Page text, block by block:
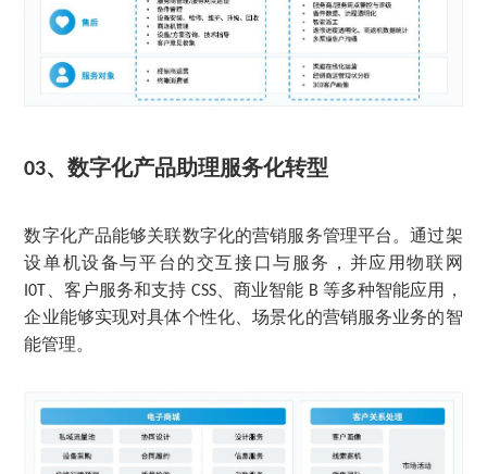
03、数字化产品助理服务化转型
数字化产品能够关联数字化的营销服务管理平台。通过架
设单机设备与平台的交互接口与服务，并应用物联网
I0T 、客户服务和支持 CSS、商业智能 B 等多种智能应用，
企业能够实现对具体个性化、场景化的营销服务业务的智
能管理。